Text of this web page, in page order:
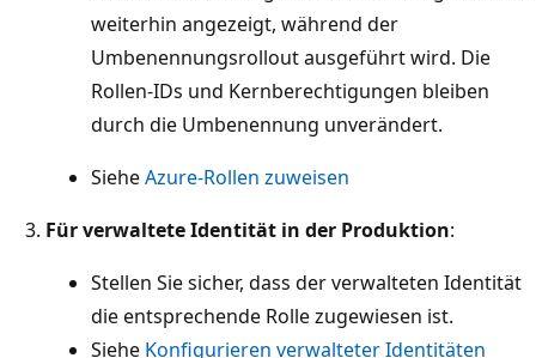
weiterhin angezeigt, während der
Umbenennungsrollout ausgeführt wird. Die
Rollen-IDs und Kernberechtigungen bleiben
durch die Umbenennung unverändert.
SieheAzure-Rollen zuweisen
Für verwaltete Identität in der Produktion:
Stellen Sie sicher, dass der verwalteten Identität
die entsprechende Rolle zugewiesen ist.
Siehe Konfigurieren verwalteter Identitäten